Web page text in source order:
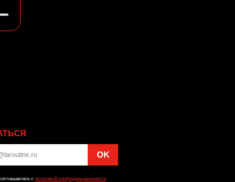
с политикой конфиденциальности
OK